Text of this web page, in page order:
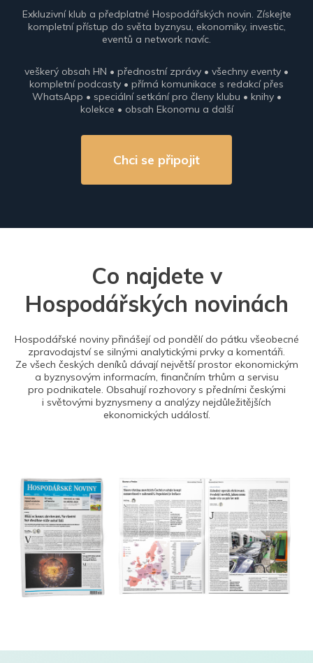
Exkluzivní klub a předplatné Hospodářských novin. Získejte
kompletní přístup do světa byznysu, ekonomiky, investic,
eventů a network navíc.
veškerý obsah HN • přednostní zprávy • všechny eventy •
kompletní podcasty • přímá komunikace s redakcí přes
WhatsApp • speciální setkání pro členy klubu • knihy •
kolekce • obsah Ekonomu a další
Chci se připojit
Co najdete v
Hospodářských novinách
Hospodářské noviny přinášejí od pondělí do pátku všeobecné
zpravodajství se silnými analytickými prvky a komentáři.
Ze všech českých deníků dávají největší prostor ekonomickým
a byznysovým informacím, finančním trhům a servisu
pro podnikatele. Obsahují rozhovory s předními českými
i světovými byznysmeny a analýzy nejdůležitějších
ekonomických událostí.